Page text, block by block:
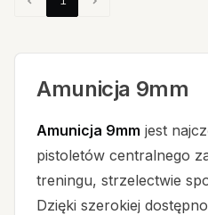
Amunicja 9mm
Amunicja 9mm jest
pistoletów centralnego
treningu, strzelectwie
Dzięki szerokiej